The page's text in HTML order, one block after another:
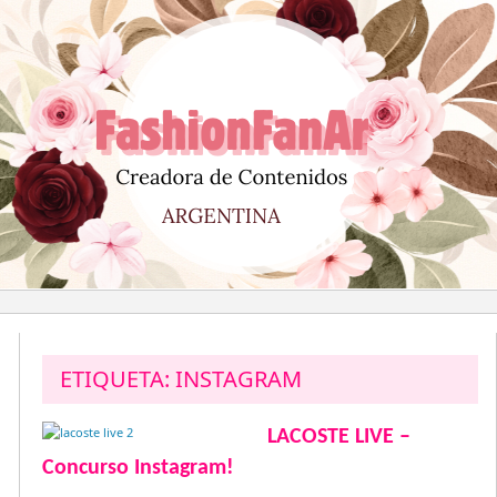
al
contenido
ETIQUETA: INSTAGRAM
LACOSTE LIVE –
Concurso Instagram!